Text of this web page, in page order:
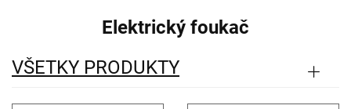
Elektrický foukač
VŠETKY PRODUKTY